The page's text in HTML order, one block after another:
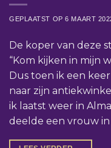
GEPLAATST OP6 MAART
De koper van deze
“Kom kijken in mijn
Dus toen ik een
naar zijn
ik laatst weer in
deelde een vrouw